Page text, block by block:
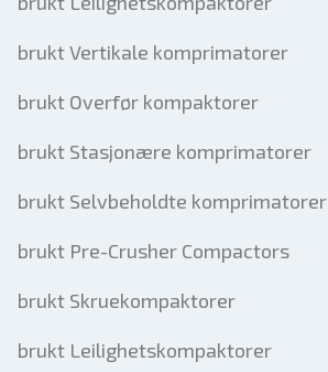
brukt Vertikale komprimatorer
brukt Overfør kompaktorer
brukt Stasjonære komprimatorer
brukt Selvbeholdte komprimatorer
brukt Pre-Crusher Compactors
brukt Skruekompaktorer
brukt Leilighetskompaktorer